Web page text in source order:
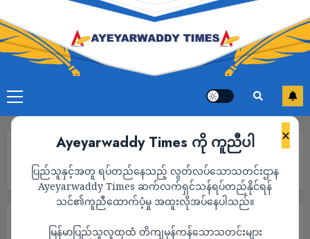
×
Ayeyarwaddy Times ကို ကူညီပါ
ပြည်သူနှင့်အတူ ရပ်တည်နေသည့် လွတ်လပ်သောသတင်းဌာန
Ayeyarwaddy Times ဆက်လက်ရှင်သန်ရပ်တည်နိုင်ရန်
သင်၏ကူညီထောက်ပံ့မှု အထူးလိုအပ်နေပါသည်။
မြန်မာပြည်သူလူထုထံ တိကျမှန်ကန်သောသတင်းများ
တိုက်ခိုက်ခံရလို့ ရဲ ၃ ဦးသေဆုံး